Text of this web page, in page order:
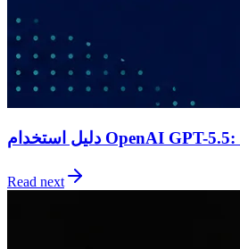
Read next